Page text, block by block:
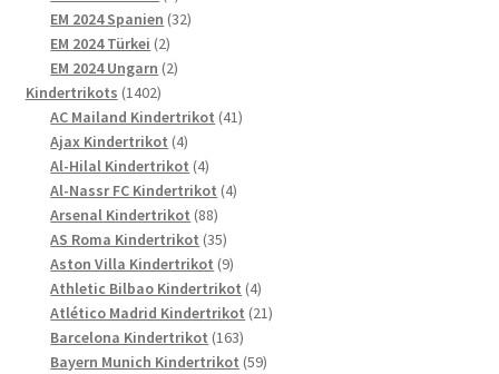
Produkte
EM 2024 Spanien 3232
EM 2024 Türkei 22
Produkte
EM 2024 Ungarn 22
Kindertrikots 14021402
Produkte
AC Mailand Kindertrikot 4141
Ajax Kindertrikot 44
Produkte
Al-Hilal Kindertrikot 44
Produkte
Al-Nassr FC Kindertrikot 44
Arsenal Kindertrikot 8888
Produkte
AS Roma Kindertrikot 3535
Produkte
Aston Villa Kindertrikot 99
Produkte
Athletic Bilbao Kindertrikot 44
Produkte
Atlético Madrid Kindertrikot 2121
Barcelona Kindertrikot 163163
Produkte
Bayern Munich Kindertrikot 5959